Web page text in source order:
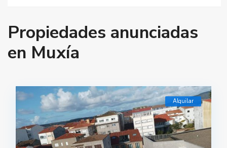
Propiedades anunciadas
en Muxía
Alquilar